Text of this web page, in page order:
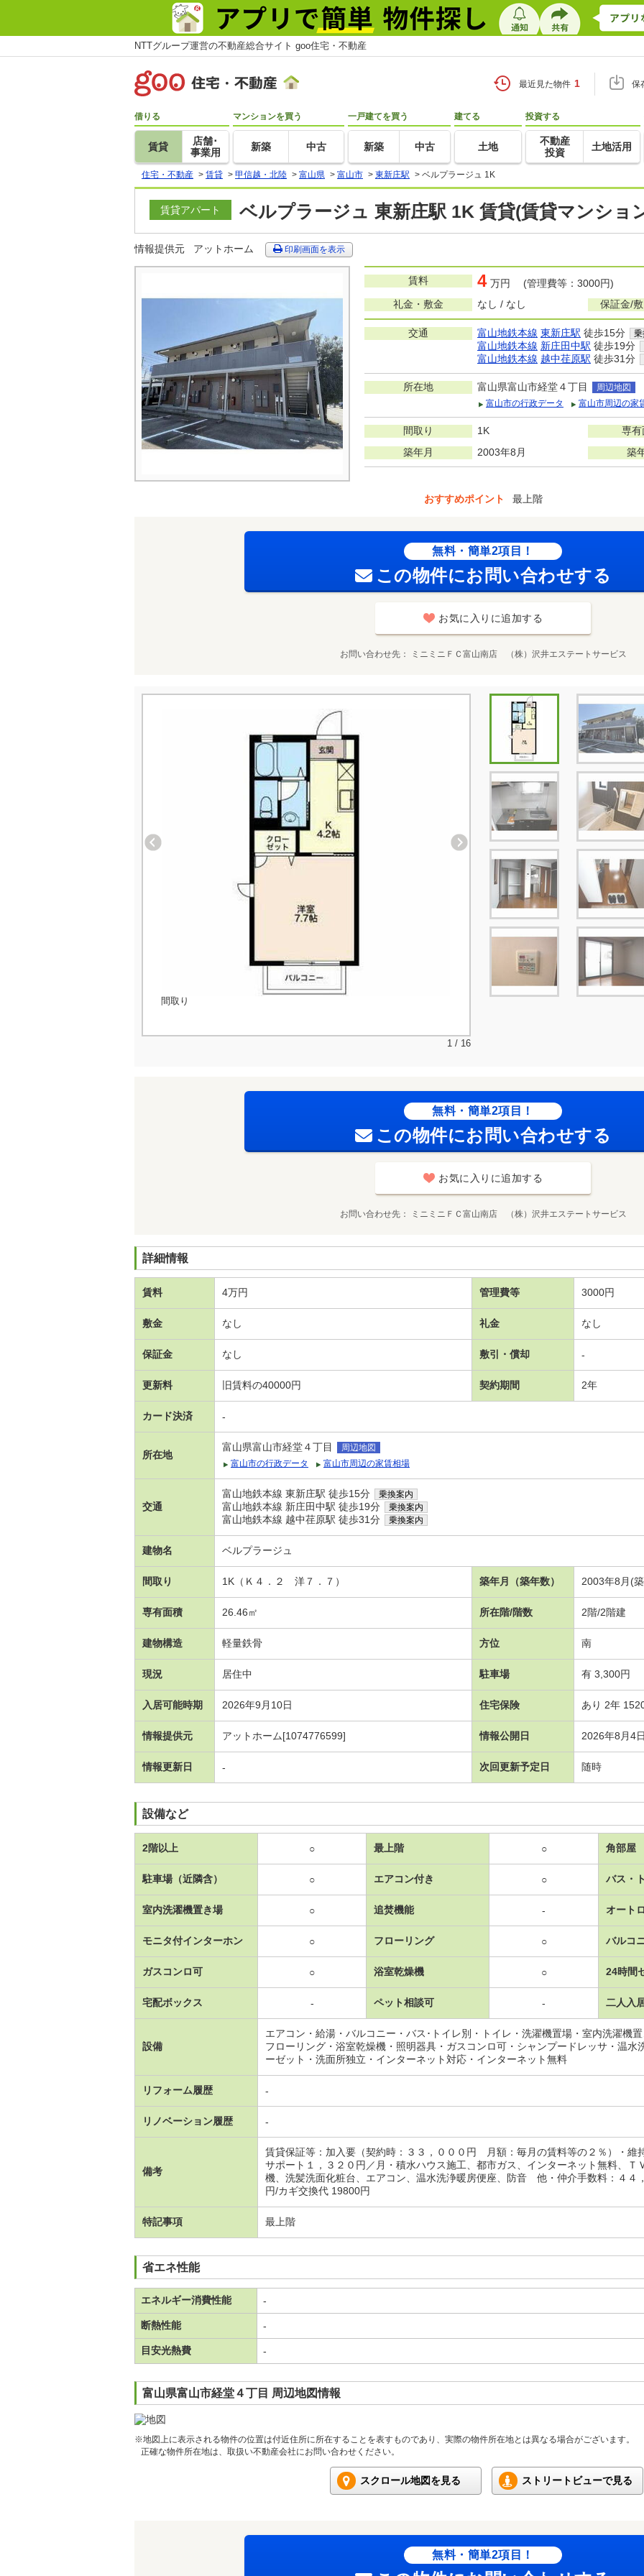
NTTグループ運営の不動産総合サイト goo住宅・不動産
最近見た物件 1 保
借りる
賃貸
店舗･
事業用
マンションを買う
新築 中古
一戸建てを買う
新築 中古
建てる
土地
投資する
不動産
投資
土地活用
住宅・不動産 > 賃貸 > 甲信越・北陸 > 富山県 > 富山市 > 東新庄駅 > ベルプラージュ 1K
賃貸アパート ベルプラージュ 東新庄駅 1K 賃貸(賃貸マンショ
情報提供元 アットホーム 印刷画面を表示
賃料 4 万円 (管理費等：3000円)
礼金・敷金
なし / なし 保証金/
交通 富山地鉄本線 東新庄駅 徒歩15分 乗
富山地鉄本線 新庄田中駅 徒歩19分
富山地鉄本線 越中荏原駅 徒歩31分
所在地 富山県富山市経堂４丁目
周辺地図
富山市の行政データ
富山市周辺の家
間取り 1K 専有
築年月 2003年8月 築
おすすめポイント 最上階
無料・簡単2項目！
この物件にお問い合わせする
お気に入りに追加する
お問い合わせ先 ミニミニＦＣ富山南店 （株）沢井エステートサービス
間取り
1 / 16
無料・簡単2項目！
この物件にお問い合わせする
お気に入りに追加する
お問い合わせ先 ミニミニＦＣ富山南店 （株）沢井エステートサービス
詳細情報
賃料 4万円 管理費等 3000円
敷金 なし 礼金 なし
保証金 なし 敷引・償却 -
更新料 旧賃料の40000円 契約期間 2年
カード決済 -
所在地
富山県富山市経堂４丁目
周辺地図
富山市の行政データ
富山市周辺の家賃相場
交通
富山地鉄本線 東新庄駅 徒歩15分 乗換案内
富山地鉄本線 新庄田中駅 徒歩19分 乗換案内
富山地鉄本線 越中荏原駅 徒歩31分 乗換案内
建物名 ベルプラージュ
間取り 1K（Ｋ４．２ 洋７．７） 築年月（築年数） 2003年8月(
専有面積 26.46㎡ 所在階/階数 2階/2階建
建物構造 軽量鉄骨 方位 南
現況 居住中 駐車場 有 3,300円
入居可能時期 2026年9月10日 住宅保険 あり 2年
情報提供元 アットホーム[1074776599] 情報公開日 2026年8月4日
情報更新日 - 次回更新予定日 随時
設備など
2階以上 ○ 最上階 ○ 角部屋
駐車場（近隣含） ○ エアコン付き ○ バス・
室内洗濯機置き場 ○ 追焚機能 - オート
モニタ付インターホン ○ フローリング ○ バルコ
ガスコンロ可 ○ 浴室乾燥機 ○ 24時間
宅配ボックス - ペット相談可 - 二人入
設備
エアコン・給湯・バルコニー・バス･トイレ別・トイレ・洗濯機置場・室内洗濯機
フローリング・浴室乾燥機・照明器具・ガスコンロ可・シャンプードレッサ・温水
ーゼット・洗面所独立・インターネット対応・インターネット無料
リフォーム履歴 -
リノベーション履歴 -
備考
賃貸保証等：加入要（契約時：３３，０００円 月額：毎月の賃料等の２％）・維
サポート１，３２０円／月・積水ハウス施工、都市ガス、インターネット無料、Ｔ
機、洗髪洗面化粧台、エアコン、温水洗浄暖房便座、防音 他・仲介手数料：４４
円/カギ交換代 19800円
特記事項 最上階
省エネ性能
エネルギー消費性能 -
断熱性能 -
目安光熱費 -
富山県富山市経堂４丁目 周辺地図情報
※地図上に表示される物件の位置は付近住所に所在することを表すものであり、実際の物件所在地とは異なる場合がございます。
正確な物件所在地は、取扱い不動産会社にお問い合わせください。
スクロール地図を見る ストリートビューで見る
無料・簡単2項目！